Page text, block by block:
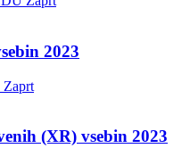
2023
Zaprt
(XR) vsebin 2023